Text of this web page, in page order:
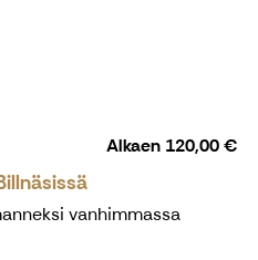
Alkaen 120,00 €
vanhimmassa